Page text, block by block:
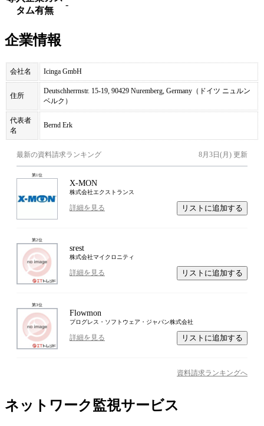
タム有無
-
企業情報
会社名 Icinga GmbH
住所
Deutschherrnstr. 15-19, 90429 Nuremberg, Germany（ドイツ ニュルン
ベルク）
代表者
名
Bernd Erk
最新の資料請求ランキング 8月3日(月) 更新
第1位
X-MON
株式会社エクストランス
詳細を見る リストに追加する
第2位
srest
株式会社マイクロニティ
詳細を見る リストに追加する
第3位
Flowmon
プログレス・ソフトウェア・ジャパン株式会社
詳細を見る リストに追加する
資料請求ランキングへ
ネットワーク監視サービス